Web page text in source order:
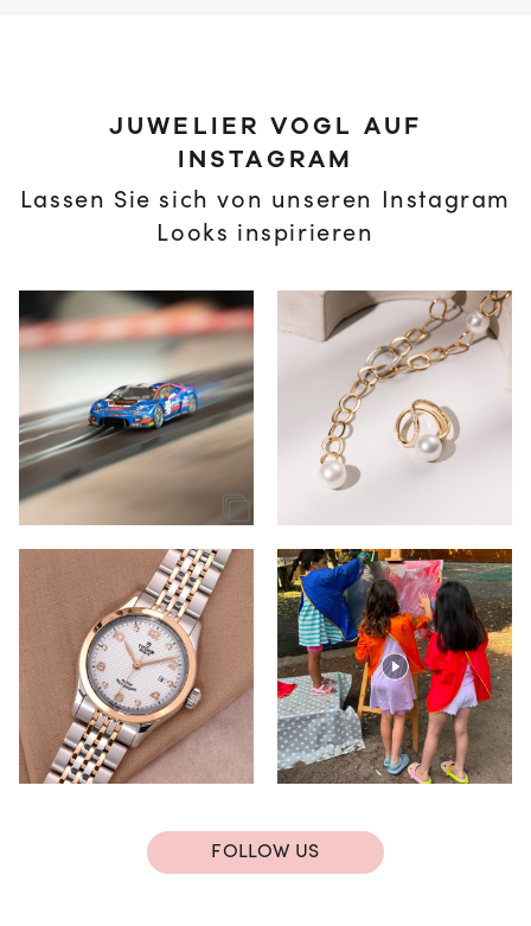
JUWELIER VOGL AUF
INSTAGRAM
Lassen Sie sich von unseren Instagram
Looks inspirieren
FOLLOW US